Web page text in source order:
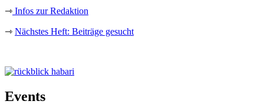
⇾ Infos zur Redaktion
⇾ Nächstes Heft: Beiträge gesucht
_Image
Events